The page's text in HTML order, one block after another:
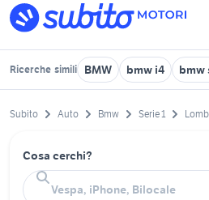
Ricerche simili BMW bmw i4 bmw
Subito Auto Bmw Serie 1
Cosa cerchi?